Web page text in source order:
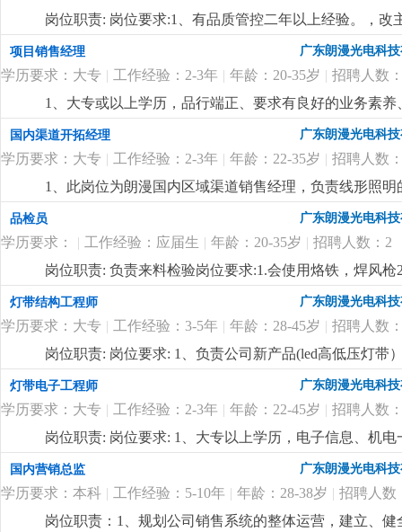
岗位职责: 岗位要求:1、有品质管控二年以上经验。，
施。2、具有责任心。3、听从上级布置下的任务。更详
项目销售经理 广东朗漫光电科
学历要求：大专 | 工作经验：2-3年 | 年龄：20-35岁 | 招聘人数
1、大专或以上学历，品行端正、要求有良好的业务素
明行业有做过工程项目销售或渠道拓展一年以上工作经
表达能力，能听从安排适应出差。4、优秀应届毕业生
合的有识之士加入。 更详细
国内渠道开拓经理 广东朗漫光电科
学历要求：大专 | 工作经验：2-3年 | 年龄：22-35岁 | 招聘人数
1、此岗位为朗漫国内区域渠道销售经理，负责线形照
灯带、商业照明等相关行业销售经验的优先录用，在其
3、有很强的业务能力和主动性，抗压能力强，对工作
迎志同道合的有识之士加入。更详细...
品检员 广东朗漫光电科
学历要求： | 工作经验：应届生 | 年龄：20-35岁 | 招聘人数：2
岗位职责: 负责来料检验岗位要求:1.会使用烙铁，焊风
灯带结构工程师 广东朗漫光电科
学历要求：大专 | 工作经验：3-5年 | 年龄：28-45岁 | 招聘人数
岗位职责: 岗位要求: 1、负责公司新产品(led高低压灯
产工艺（焊接、注塑成型）问题；3、负责技术资料的
以上led灯带产品研发工作经验，对led灯带产品有丰富
悉线路板原理，灯带内部结构、安装出线结构方式及相
力，能承受较大的工作压力；6、有在led高低压灯带或
坚持长期主义的企业，欢迎志同道合的有识之士加入更
灯带电子工程师 广东朗漫光电科
学历要求：大专 | 工作经验：2-3年 | 年龄：22-45岁 | 招聘人数
岗位职责: 岗位要求: 1、大专以上学历，电子信息、机
先；3、精通开发设计软件protel99se；熟悉线路板原理
的沟通协调能力，能承受一定的工作压力。更详细...
国内营销总监 广东朗漫光电科
学历要求：本科 | 工作经验：5-10年 | 年龄：28-38岁 | 招聘人数
岗位职责：1、规划公司销售系统的整体运营，建立、